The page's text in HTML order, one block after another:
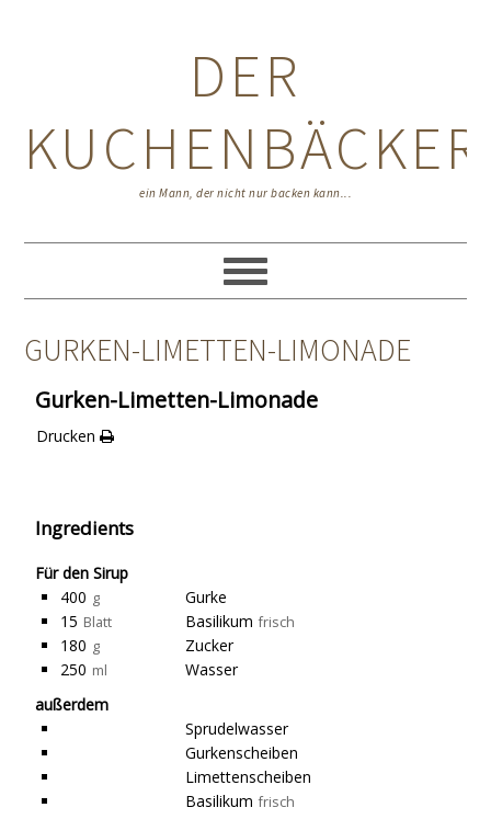
DER
KUCHENBÄCKER
ein Mann, der nicht nur backen kann...
GURKEN-LIMETTEN-LIMONADE
Gurken-Limetten-Limonade
Drucken
Ingredients
Für den Sirup
400 g
Gurke
15 Blatt Basilikum frisch
180 g
Zucker
250 ml
Wasser
außerdem
Sprudelwasser
Gurkenscheiben
Limettenscheiben
Basilikum frisch